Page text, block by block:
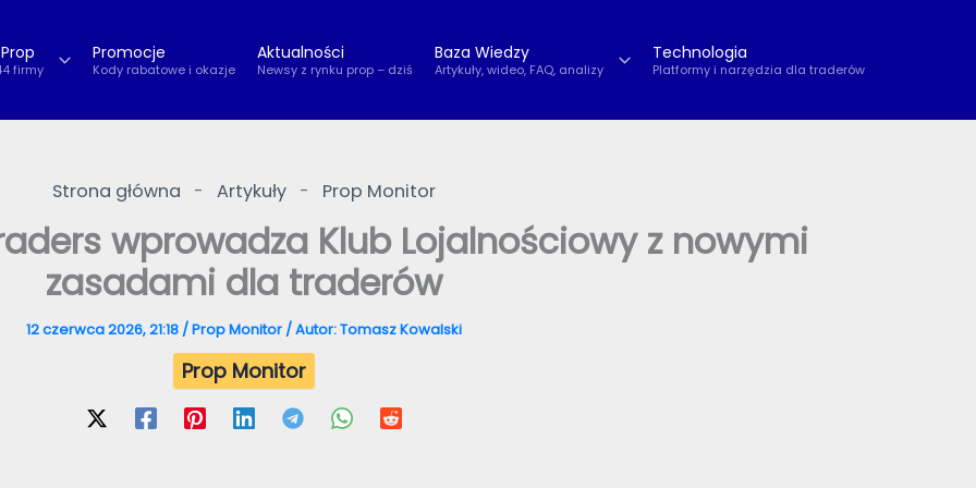
firmy
Promocje
Kody rabatowe i okazje
Aktualności
Newsy z rynku prop – dziś
Baza Wiedzy
Artykuły, wideo, FAQ, analizy
Technologia
Platformy i narzędzia dla traderów
Strona główna - Artykuły - Prop Monitor
wprowadza Klub Lojalnościowy z nowymi
zasadami dla traderów
12 czerwca 2026, 21:18 /Prop Monitor / Autor:Tomasz Kowalski
Prop Monitor